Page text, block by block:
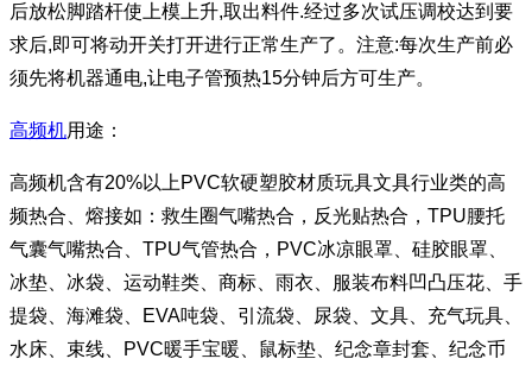
后放松脚踏杆使上模上升,取出料件.经过多次试压调校达到要
求后,即可将动开关打开进行正常生产了。注意:每次生产前必
须先将机器通电,让电子管预热15分钟后方可生产。
高频机用途：
高频机含有20%以上PVC软硬塑胶材质玩具文具行业类的高
频热合、熔接如：救生圈气嘴热合，反光贴热合，TPU腰托
气囊气嘴热合、TPU气管热合，PVC冰凉眼罩、硅胶眼罩、
冰垫、冰袋、运动鞋类、商标、雨衣、服装布料凹凸压花、手
提袋、海滩袋、EVA吨袋、引流袋、尿袋、文具、充气玩具、
水床、束线、PVC暖手宝暖、鼠标垫、纪念章封套、纪念币